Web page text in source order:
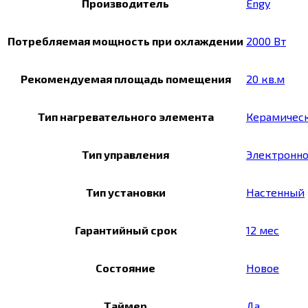
Производитель Engy
Потребляемая мощность при охлаждении 2000 Вт
Рекомендуемая площадь помещения 20 кв.м
Тип нагревательного элемента
Тип управления
Тип установки Настенный
Гарантийный срок 12 мес
Состояние Новое